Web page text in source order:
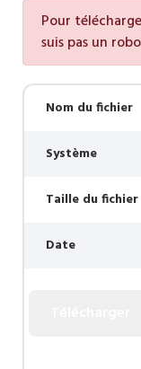
Pour
suis pas un
Nom du fichier
Système
Taille du fichier
Date